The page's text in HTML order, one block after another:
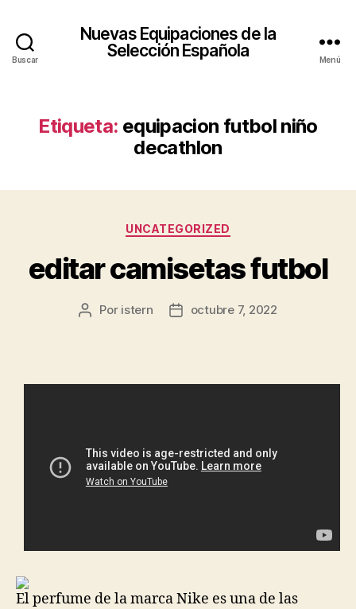
Buscar
Nuevas Equipaciones de la
Selección Española
Menú
Etiqueta: equipacion futbol niño
decathlon
Categorías
UNCATEGORIZED
editar camisetas futbol
Autor
Por istern
Fechaoctubre 7, 2022
El perfume de la marca Nike es una de las